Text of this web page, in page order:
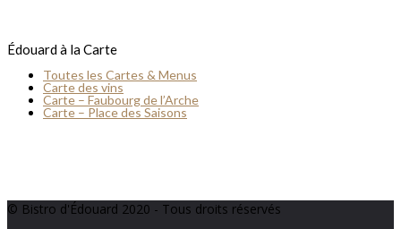
Édouard à la Carte
Toutes les Cartes & Menus
Carte des vins
Carte – Faubourg de l’Arche
Carte – Place des Saisons
© Bistro d'Édouard 2020 - Tous droits réservés